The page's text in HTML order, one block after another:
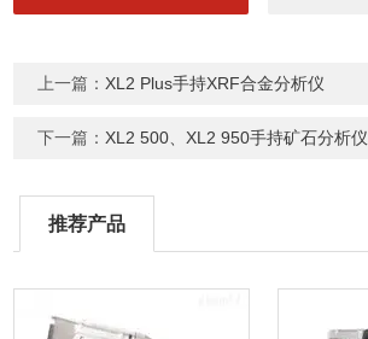
上一篇：XL2 Plus手持XRF合金分析仪
下一篇：XL2 500、XL2 950手持矿石分析仪
推荐产品